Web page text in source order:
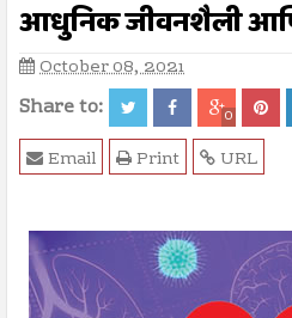
आधुनिक जीवनशैली
October 08, 2021
Share to: 0
URL
Print
Email